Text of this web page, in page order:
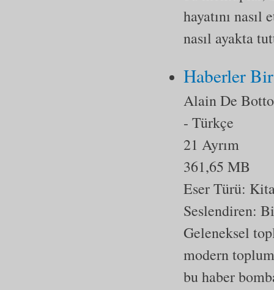
hayatını
nasıl ayakta
Haberler
Alain De
- Türkçe
21 Ayrım
361,65 MB
Eser Türü:
Seslendiren:
Geleneksel
modern
bu haber